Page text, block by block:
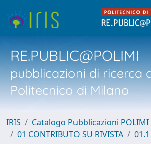
RE.PUBLIC@POLIMI
pubblicazioni di ricerca
Politecnico di Milano
IRIS
Catalogo Pubblicazioni POLIMI
01 CONTRIBUTO SU RIVISTA